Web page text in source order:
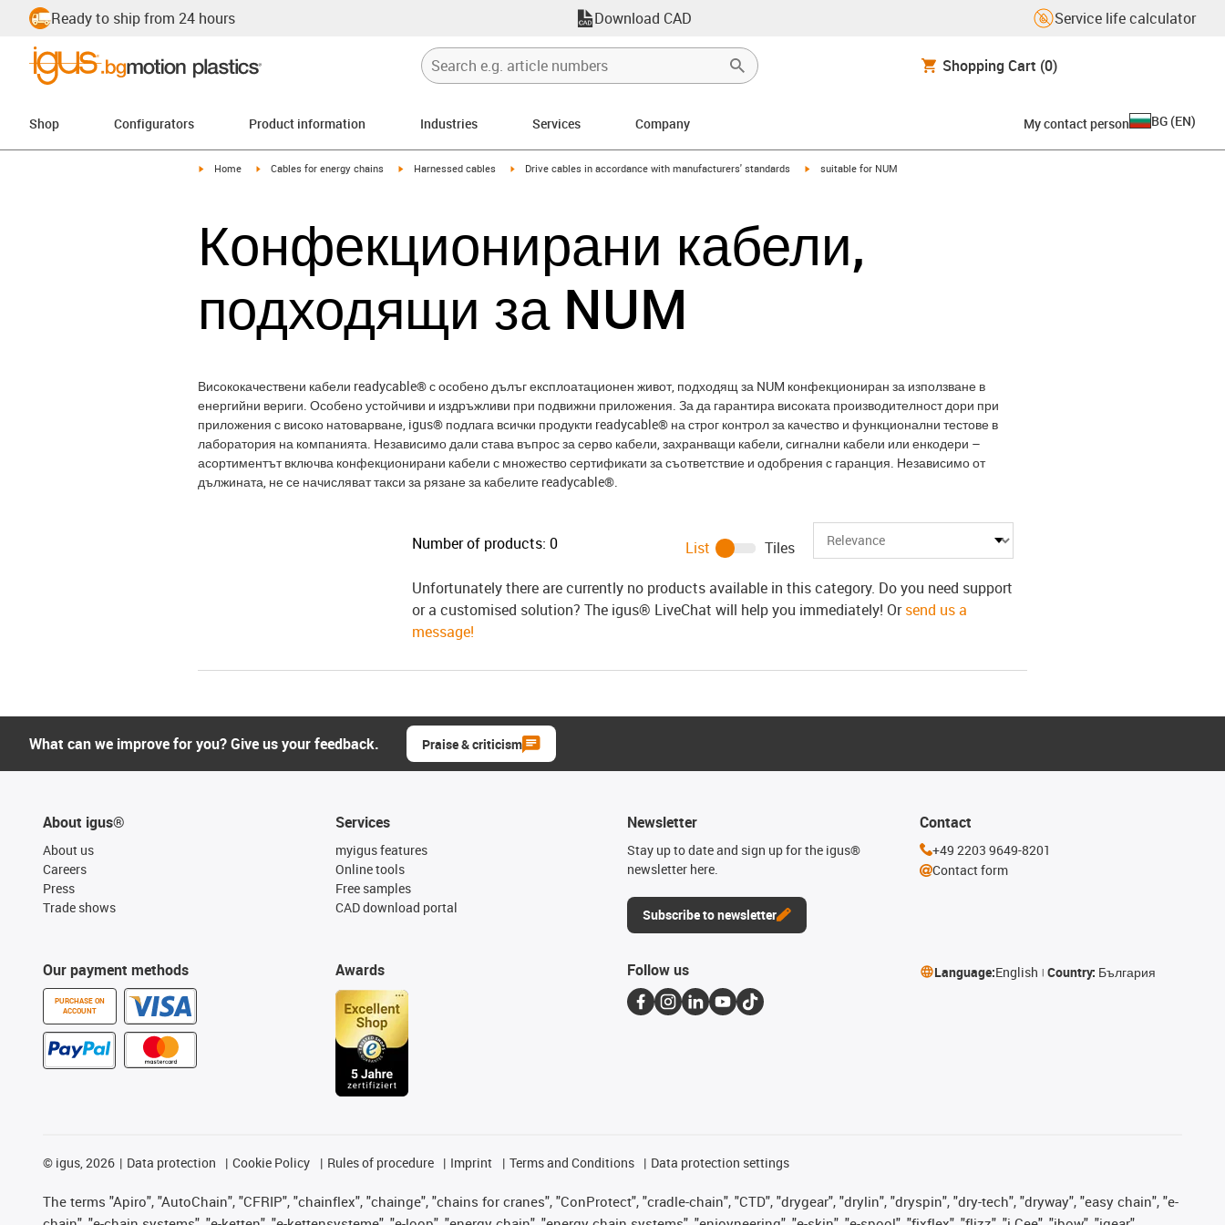
Ready to ship from 24 hours Download CAD Service life calculator
Shopping Cart (0)
Shop Configurators Product information Industries Services Company My contact person BG (EN)
igus-icon-arrow-right
Home igus-icon-arrow-right
Cables for energy chains igus-icon-arrow-right
Harnessed cables igus-icon-arrow-right
Drive cables in accordance with manufacturers' standards igus-icon-arrow-right
suitable for NUM
Конфекционирани кабели,
подходящи за NUM
Висококачествени кабели readycable® с особено дълъг експлоатационен живот, подходящ за NUM конфекциониран за използване в
енергийни вериги. Особено устойчиви и издръжливи при подвижни приложения. За да гарантира високата производителност дори при
приложения с високо натоварване, igus® подлага всички продукти readycable® на строг контрол за качество и функционални тестове в
лаборатория на компанията. Независимо дали става въпрос за серво кабели, захранващи кабели, сигнални кабели или енкодери –
асортиментът включва конфекционирани кабели с множество сертификати за съответствие и одобрения с гаранция. Независимо от
дължината, не се начисляват такси за рязане за кабелите readycable®.
Number of products: 0 List
Tiles
Unfortunately there are currently no products available in this category. Do you need support
or a customised solution? The igus® LiveChat will help you immediately! Orsend us a
message!
What can we improve for you? Give us your feedback. Praise & criticism
About igus®
About us
Careers
Press
Trade shows
Our payment methods
PURCHASE ON
ACCOUNT
Services
myigus features
Online tools
Free samples
CAD download portal
Awards
Newsletter
Stay up to date and sign up for the igus®
newsletter here.
Subscribe to newsletter
Contact
+49 2203 9649-8201
Contact form
Follow us Language:English Country: България
© igus, 2026 Data protection Cookie Policy Rules of procedure Imprint Terms and Conditions Data protection settings
The terms "Apiro", "AutoChain", "CFRIP", "chainflex", "chainge", "chains for cranes", "ConProtect", "cradle-chain", "CTD", "drygear", "drylin", "dryspin", "dry-tech", "dryway", "easy chain", "e-